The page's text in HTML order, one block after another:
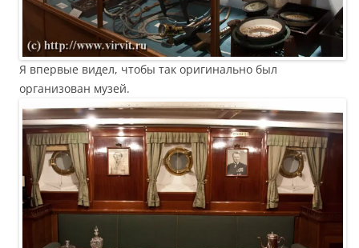
Я впервые видел, чтобы так оригинально был
организован музей.